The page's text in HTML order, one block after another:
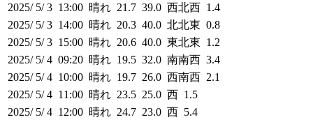
2025/ 5/ 3 13:00 晴れ 21.7 39.0 西北西 1.4
2025/ 5/ 3 14:00 晴れ 20.3 40.0 北北東 0.8
2025/ 5/ 3 15:00 晴れ 20.6 40.0 東北東 1.2
2025/ 5/ 4 09:20 晴れ 19.5 32.0 南南西 3.4
2025/ 5/ 4 10:00 晴れ 19.7 26.0 西南西 2.1
2025/ 5/ 4 11:00 晴れ 23.5 25.0 西 1.5
2025/ 5/ 4 12:00 晴れ 24.7 23.0 西 5.4